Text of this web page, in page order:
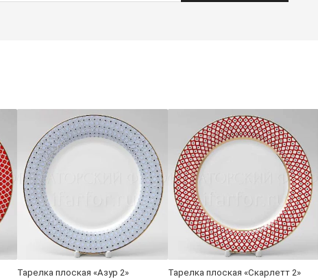
Тарелка плоская «Азур 2»
Тарелка плоская «Скарлетт 2»